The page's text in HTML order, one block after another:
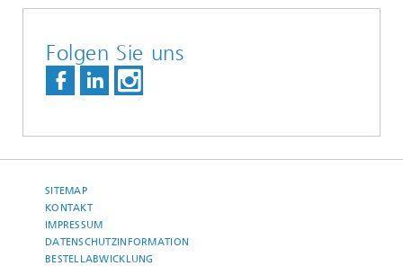
Folgen Sie uns
SITEMAP
KONTAKT
IMPRESSUM
DATENSCHUTZINFORMATION
BESTELLABWICKLUNG